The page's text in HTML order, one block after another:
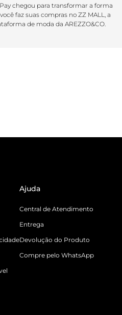
chegou para transformar a forma
faz suas compras no ZZ MALL, a
de moda da AREZZO&CO.
Ajuda
Central de Atendimento
Entrega
Devolução do Produto
Compre pelo WhatsApp